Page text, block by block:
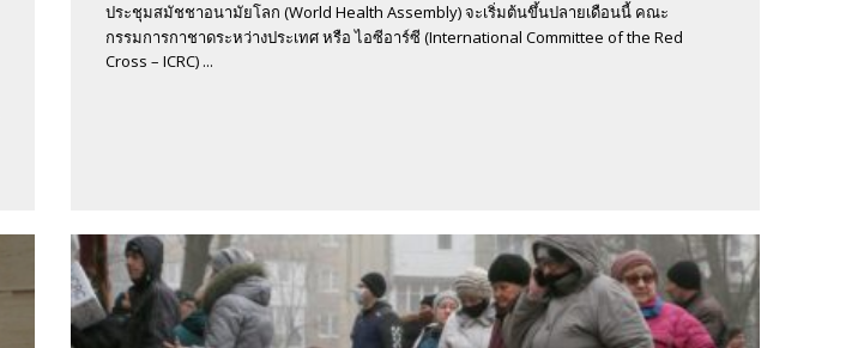
ประชุมสมัชชาอนามัยโลก (World Health Assembly) จะเริ่มต้นขึ้นปลายเดือนนี้ คณะ
กรรมการกาชาดระหว่างประเทศ หรือ ไอซีอาร์ซี (International Committee of the Red
Cross – ICRC) ...